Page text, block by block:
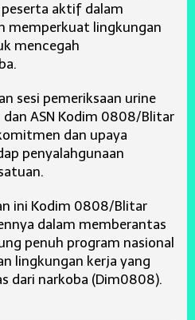
aktif dalam
memperkuat lingkungan
mencegah
sesi pemeriksaan urine
dan ASN Kodim 0808/Blitar
dan upaya
penyalahgunaan
ini Kodim 0808/Blitar
dalam memberantas
penuh program nasional
lingkungan kerja yang
dari narkoba (Dim0808).